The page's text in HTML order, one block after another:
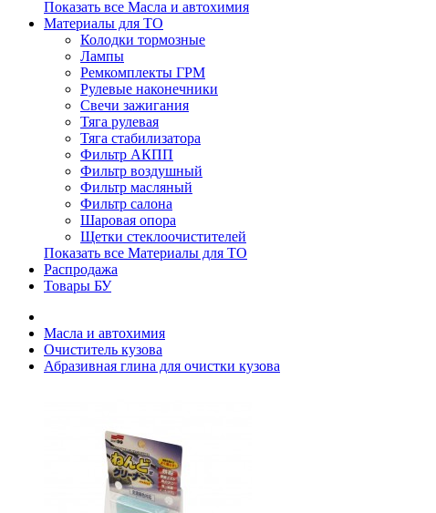
Показать все Масла и автохимия
Материалы для ТО
Колодки тормозные
Лампы
Ремкомплекты ГРМ
Рулевые наконечники
Свечи зажигания
Тяга рулевая
Тяга стабилизатора
Фильтр АКПП
Фильтр воздушный
Фильтр масляный
Фильтр салона
Шаровая опора
Щетки стеклоочистителей
Показать все Материалы для ТО
Распродажа
Товары БУ
Масла и автохимия
Очиститель кузова
Абразивная глина для очистки кузова